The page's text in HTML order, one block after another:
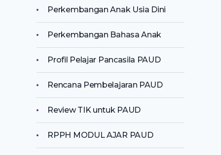
Perkembangan Anak Usia Dini
Perkembangan Bahasa Anak
Profil Pelajar Pancasila PAUD
Rencana Pembelajaran PAUD
Review TIK untuk PAUD
RPPH MODUL AJAR PAUD